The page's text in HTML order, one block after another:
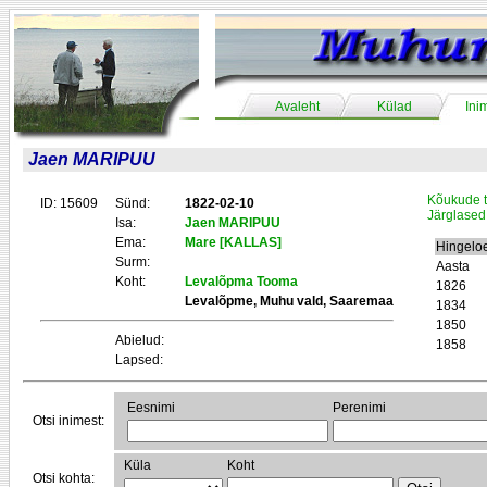
Avaleht Külad
Jaen MARIPUU
ID: 15609 Sünd:
1822-02-10
Isa:
Jaen MARIPUU
Ema:
Mare [KALLAS]
Surm:
Koht:
Levalõpma Tooma
Levalõpme, Muhu vald, Saaremaa
Abielud:
Lapsed:
Kõukude
Järglased
Aasta
1826
1834
1850
1858
Otsi inimest:
Eesnimi Perenimi
Otsi kohta:
Küla Koht